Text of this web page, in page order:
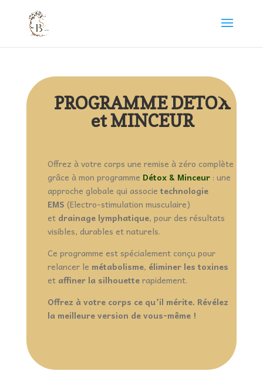
PROGRAMME DETOX
et MINCEUR
Offrez à votre corps une remise à zéro complète
grâce à mon programme Détox & Minceur : une
approche globale qui associetechnologie
EMS (Electro-stimulation musculaire)
et drainage lymphatique, pour des résultats
visibles, durables et naturels.
Ce programme est spécialement conçu pour
relancer lemétabolisme, éliminer les toxines
et affiner la silhouetterapidement.
Offrez à votre corps ce qu’il mérite. Révélez
la meilleure version de vous-même !